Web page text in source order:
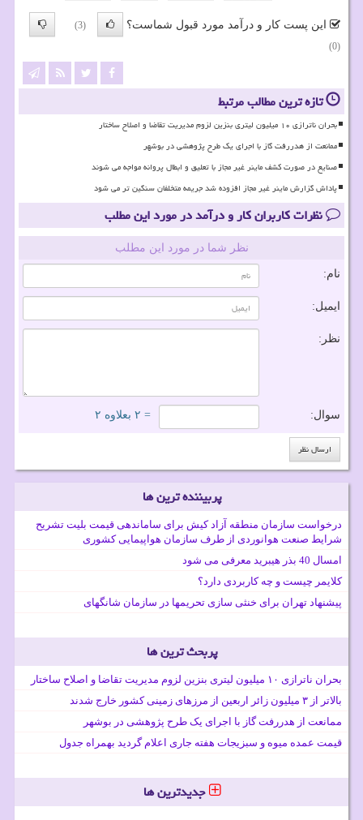
این پست کار و درآمد مورد قبول شماست؟
(3)
(0)
تازه ترین مطالب مرتبط
بحران ناترازی ۱۰ میلیون لیتری بنزین لزوم مدیریت تقاضا و اصلاح ساختار
ممانعت از هدررفت گاز با اجرای یک طرح پژوهشی در بوشهر
صنایع در صورت کشف ماینر غیر مجاز با تعلیق و ابطال پروانه مواجه می شوند
پاداش گزارش ماینر غیر مجاز افزوده شد جریمه متخلفان سنگین تر می شود
نظرات کاربران کار و درآمد در مورد این مطلب
نظر شما در مورد این مطلب
نام:
ایمیل:
نظر:
سوال: = ۲ بعلاوه ۲
پربیننده ترین ها
درخواست سازمان منطقه آزاد کیش برای ساماندهی قیمت بلیت تشریح
شرایط صنعت هوانوردی از طرف سازمان هواپیمایی کشوری
امسال 40 بذر هیبرید معرفی می شود
کلایمر چیست و چه کاربردی دارد؟
پیشنهاد تهران برای خنثی سازی تحریمها در سازمان شانگهای
پربحث ترین ها
بحران ناترازی ۱۰ میلیون لیتری بنزین لزوم مدیریت تقاضا و اصلاح ساختار
بالاتر از ۳ میلیون زائر اربعین از مرزهای زمینی کشور خارج شدند
ممانعت از هدررفت گاز با اجرای یک طرح پژوهشی در بوشهر
قیمت عمده میوه و سبزیجات هفته جاری اعلام گردید بهمراه جدول
جدیدترین ها